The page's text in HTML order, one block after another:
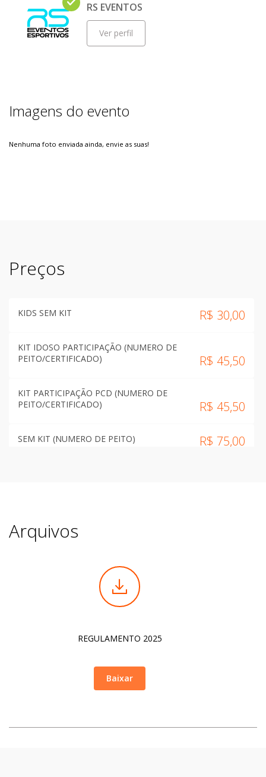
RS EVENTOS
Ver perfil
Imagens do evento
Nenhuma foto enviada ainda, envie as suas!
Preços
KIDS SEM KIT R$ 30,00
KIT IDOSO PARTICIPAÇÃO (NUMERO DE
PEITO/CERTIFICADO)
R$ 45,50
KIT PARTICIPAÇÃO PCD (NUMERO DE
PEITO/CERTIFICADO)
R$ 45,50
SEM KIT (NUMERO DE PEITO) R$ 75,00
Arquivos
REGULAMENTO 2025
Baixar